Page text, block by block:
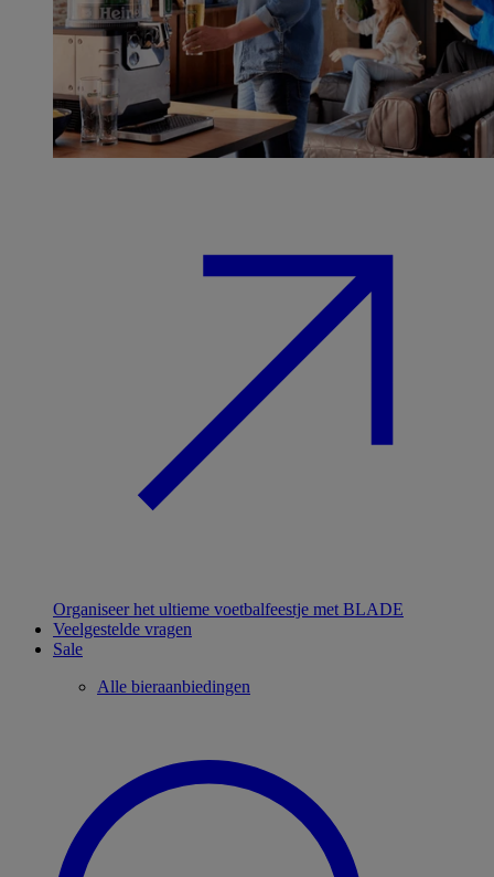
Organiseer het ultieme voetbalfeestje met BLADE
Veelgestelde vragen
Sale
Alle bieraanbiedingen